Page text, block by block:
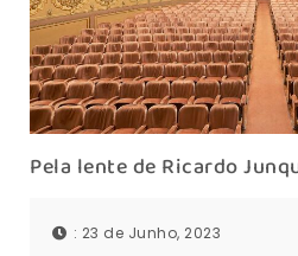
Pela lente de Ricardo
: 23 de Junho, 2023